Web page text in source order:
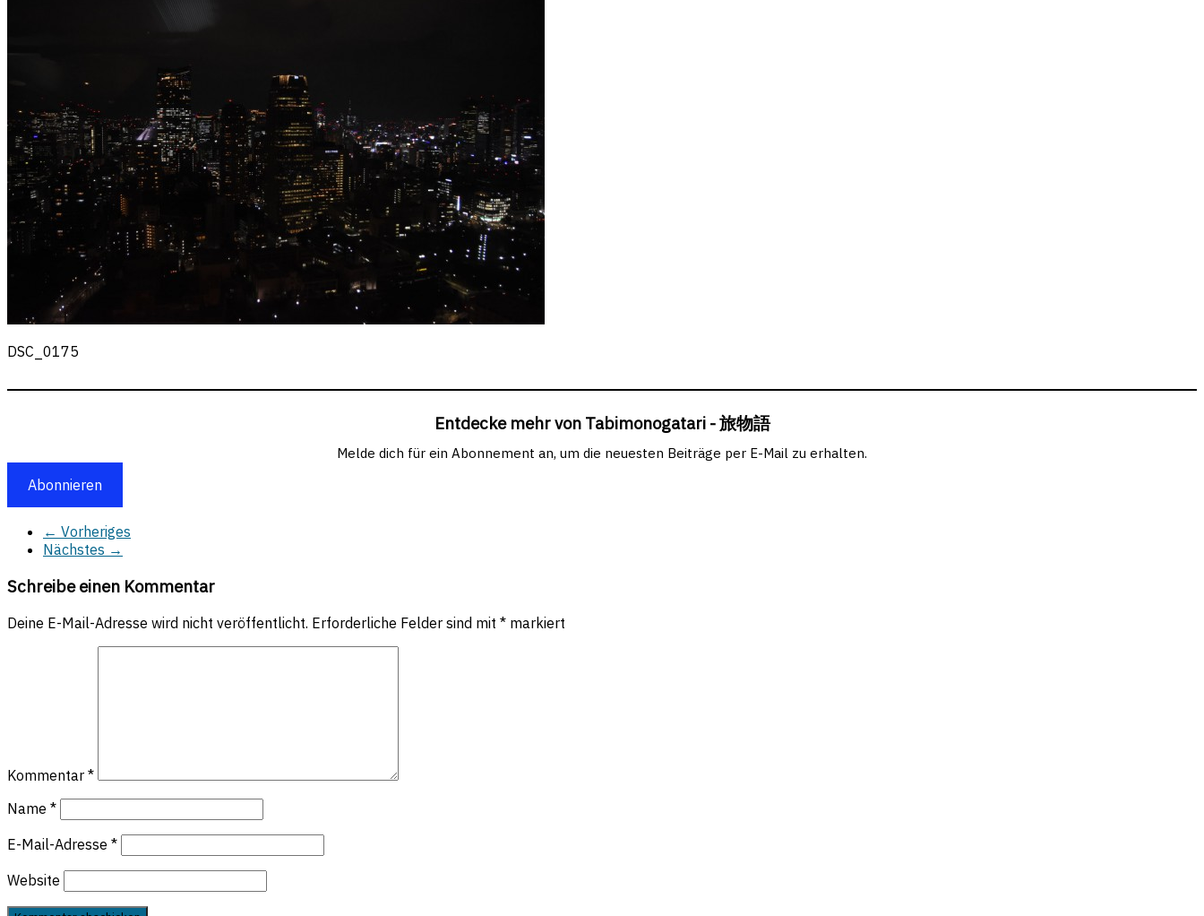
DSC_0175
Entdecke mehr von Tabimonogatari - 旅物語
Melde dich für ein Abonnement an, um die neuesten Beiträge per E-Mail zu erhalten.
Abonnieren
← Vorheriges
Nächstes →
Schreibe einen Kommentar
Deine E-Mail-Adresse wird nicht veröffentlicht. Erforderliche Felder sind mit * markiert
Kommentar *
Name *
E-Mail-Adresse *
Website